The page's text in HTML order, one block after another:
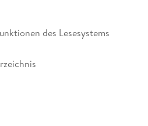
des Lesesystems